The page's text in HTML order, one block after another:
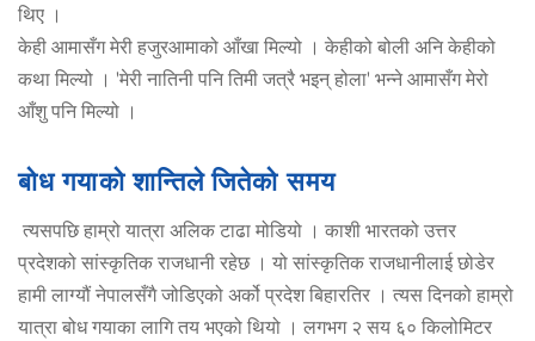
थिए ।
केही आमासँग मेरी हजुरआमाको आँखा मिल्यो । केहीको बोली अनि केहीको
कथा मिल्यो । 'मेरी नातिनी पनि तिमी जत्रै भइन् होला' भन्ने आमासँग मेरो
आँशु पनि मिल्यो ।
बोध गयाको शान्तिले जितेको समय
त्यसपछि हाम्रो यात्रा अलिक टाढा मोडियो । काशी भारतको उत्तर
प्रदेशको सांस्कृतिक राजधानी रहेछ । यो सांस्कृतिक राजधानीलाई छोडेर
हामी लाग्यौं नेपालसँगै जोडिएको अर्को प्रदेश बिहारतिर । त्यस दिनको हाम्रो
यात्रा बोध गयाका लागि तय भएको थियो । लगभग २ सय ६० किलोमिटर